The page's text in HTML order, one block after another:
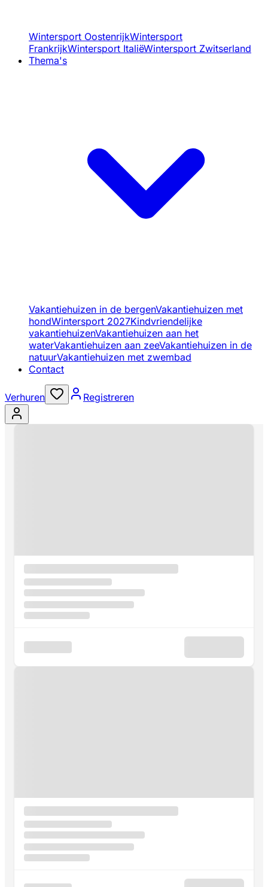
Wintersport OostenrijkWintersport
FrankrijkWintersport ItaliëWintersport Zwitserland
Thema's
Vakantiehuizen in de bergenVakantiehuizen met
hondWintersport 2027Kindvriendelijke
vakantiehuizenVakantiehuizen aan het
waterVakantiehuizen aan zeeVakantiehuizen in de
natuurVakantiehuizen met zwembad
Contact
Verhuren Registreren